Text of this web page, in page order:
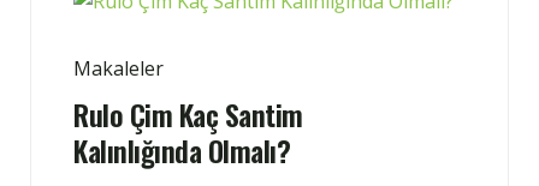
Makaleler
Rulo Çim Kaç Santim
Kalınlığında Olmalı?